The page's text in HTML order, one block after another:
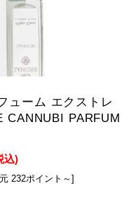
ューム エクストレ
CANNUBI PARFUM
込)
232ポイント～]